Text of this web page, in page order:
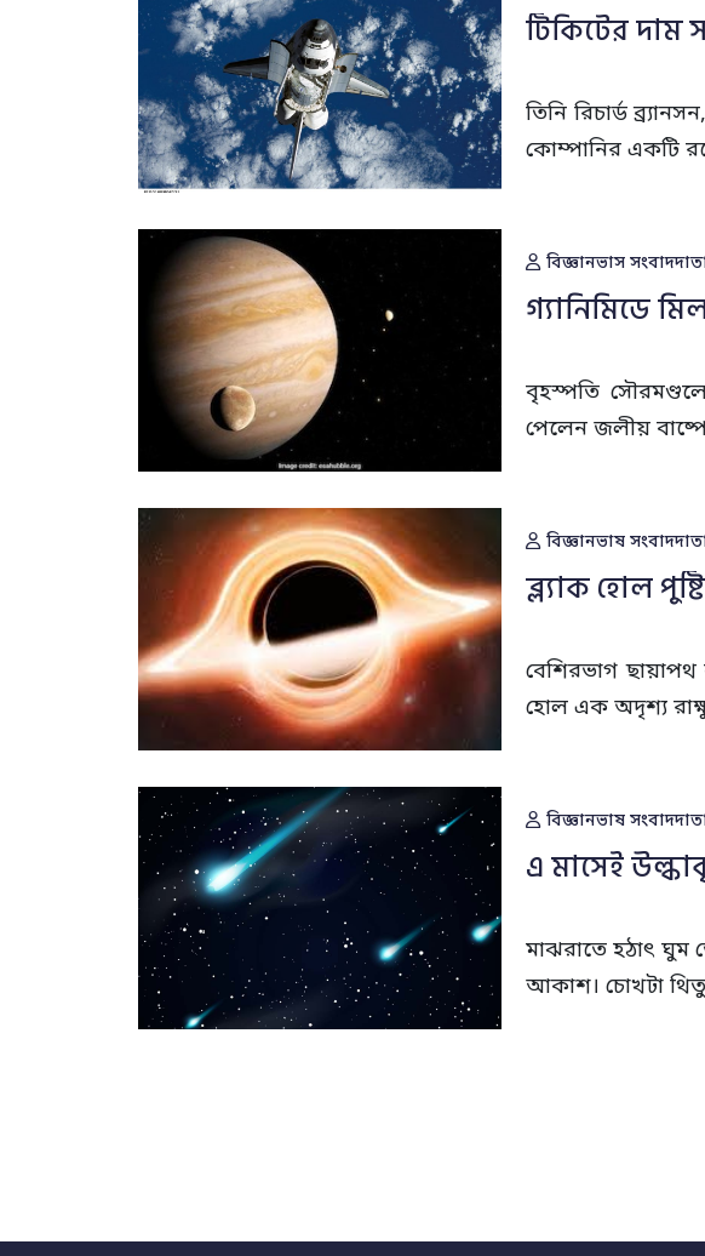
টিকিটের দাম
তিনি রিচার্ড
কোম্পানির একটি
বিজ্ঞানভাস
গ্যানিমিডে
বৃহস্পতি
পেলেন জলীয়
বিজ্ঞানভাষ
ব্ল্যাক হোল
বেশিরভাগ
হোল এক অদৃশ্য
বিজ্ঞানভাষ
এ মাসেই
মাঝরাতে হঠাৎ
আকাশ। চোখটা